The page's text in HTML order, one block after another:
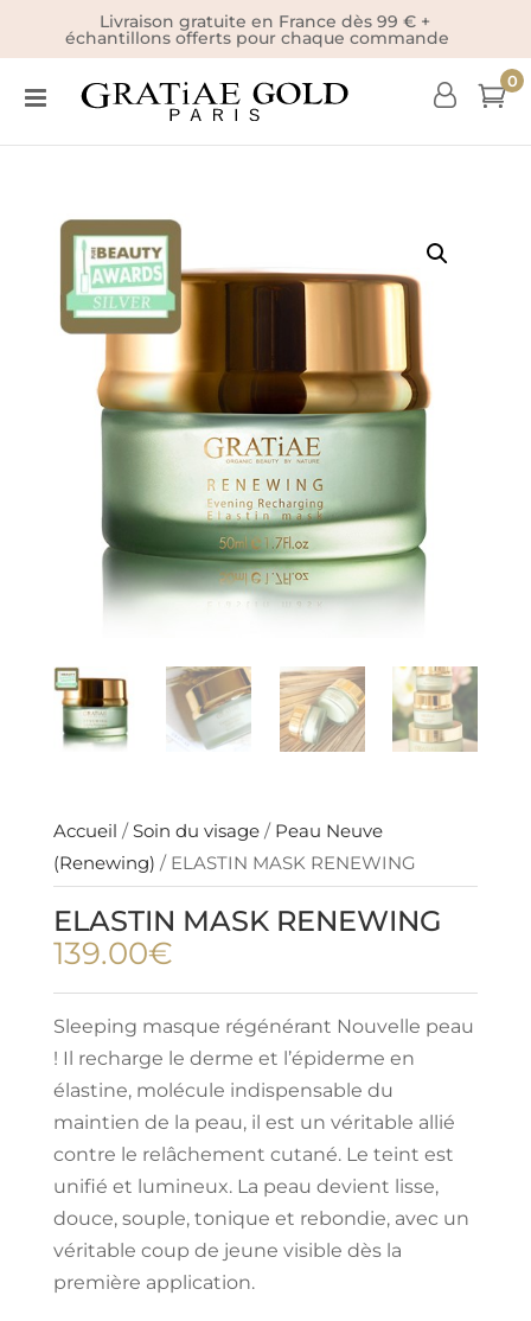
Livraison gratuite en France dès 99 € +
échantillons offerts pour chaque commande
0
Accueil / Soin du visage/ Peau Neuve
(Renewing) / ELASTIN MASK RENEWING
ELASTIN MASK RENEWING
139.00€
Sleeping masque régénérant Nouvelle peau
! Il recharge le derme et l’épiderme en
élastine, molécule indispensable du
maintien de la peau, il est un véritable allié
contre le relâchement cutané. Le teint est
unifié et lumineux. La peau devient lisse,
douce, souple, tonique et rebondie, avec un
véritable coup de jeune visible dès la
première application.